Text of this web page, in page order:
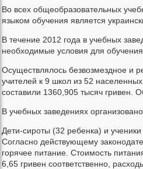
Во всех общеобразовательных
языком обучения является
В течение 2012 года в учебных
необходимые условия для обучения
Осуществлялось безвозмездное и
учителей к 9 школ из 52
составили 1360,905 тысяч гривен.
В учебных заведениях
Дети-сироты (32 ребенка) и
Согласно действующему
горячее питание. Стоимость
6,65 гривен соответственно,